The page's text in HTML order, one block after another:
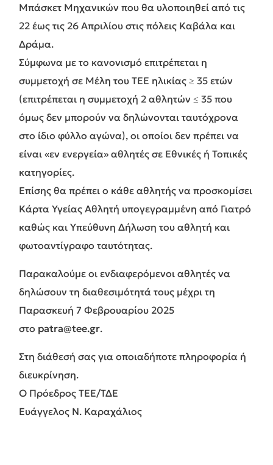
Μπάσκετ Μηχανικών που θα υλοποιηθεί από τις
22 έως τις 26 Απριλίου στις πόλεις Καβάλα και
Δράμα.
Σύμφωνα με το κανονισμό επιτρέπεται η
συμμετοχή σε Μέλη του ΤΕΕ ηλικίας ≥ 35 ετών
(επιτρέπεται η συμμετοχή 2 αθλητών ≤ 35 που
όμως δεν μπορούν να δηλώνονται ταυτόχρονα
στο ίδιο φύλλο αγώνα), οι οποίοι δεν πρέπει να
είναι «εν ενεργεία» αθλητές σε Εθνικές ή Τοπικές
κατηγορίες.
Επίσης θα πρέπει ο κάθε αθλητής να προσκομίσει
Κάρτα Υγείας Αθλητή υπογεγραμμένη από Γιατρό
καθώς και Υπεύθυνη Δήλωση του αθλητή και
φωτοαντίγραφο ταυτότητας.
Παρακαλούμε οι ενδιαφερόμενοι αθλητές να
δηλώσουν τη διαθεσιμότητά τους μέχρι τη
Παρασκευή 7 Φεβρουαρίου 2025
στο patra@tee.gr.
Στη διάθεσή σας για οποιαδήποτε πληροφορία ή
διευκρίνηση.
Ο Πρόεδρος ΤΕΕ/ΤΔΕ
Ευάγγελος Ν. Καραχάλιος